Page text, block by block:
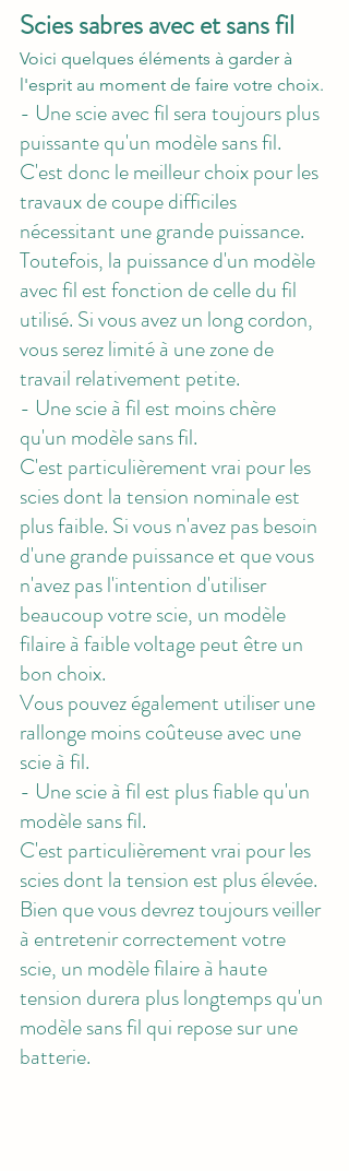
Scies sabres avec et sans fil
Voici quelques éléments à garder à
l'esprit au moment de faire votre choix.
- Une scie avec fil sera toujours plus
puissante qu'un modèle sans fil.
C'est donc le meilleur choix pour les
travaux de coupe difficiles
nécessitant une grande puissance.
Toutefois, la puissance d'un modèle
avec fil est fonction de celle du fil
utilisé. Si vous avez un long cordon,
vous serez limité à une zone de
travail relativement petite.
- Une scie à fil est moins chère
qu'un modèle sans fil.
C'est particulièrement vrai pour les
scies dont la tension nominale est
plus faible. Si vous n'avez pas besoin
d'une grande puissance et que vous
n'avez pas l'intention d'utiliser
beaucoup votre scie, un modèle
filaire à faible voltage peut être un
bon choix.
Vous pouvez également utiliser une
rallonge moins coûteuse avec une
scie à fil.
- Une scie à fil est plus fiable qu'un
modèle sans fil.
C'est particulièrement vrai pour les
scies dont la tension est plus élevée.
Bien que vous devrez toujours veiller
à entretenir correctement votre
scie, un modèle filaire à haute
tension durera plus longtemps qu'un
modèle sans fil qui repose sur une
batterie.